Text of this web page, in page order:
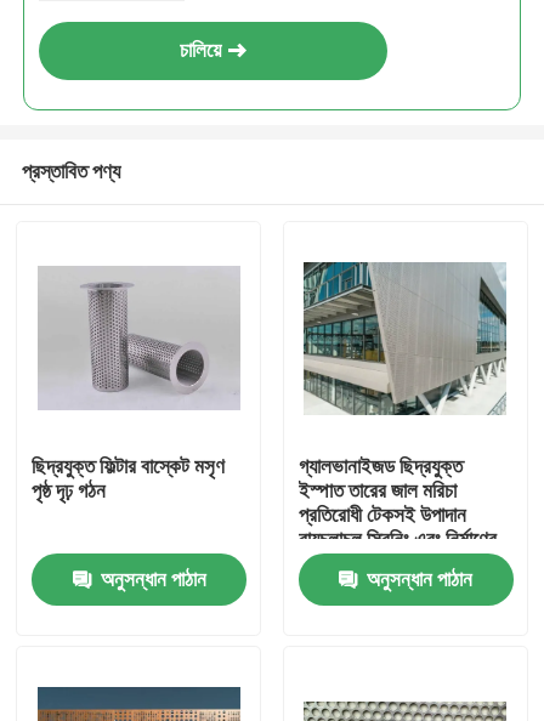
বাড়ি
চালিয়ে
প্রস্তাবিত পণ্য
ছিদ্রযুক্ত ফিল্টার বাস্কেট মসৃণ
পৃষ্ঠ দৃঢ় গঠন
অনুসন্ধান পাঠান
গ্যালভানাইজড ছিদ্রযুক্ত
ইস্পাত তারের জাল মরিচা
প্রতিরোধী টেকসই উপাদান
বায়ুচলাচল স্ক্রিনিং এবং নির্মাণের
জন্য উপযুক্ত
অনুসন্ধান পাঠান